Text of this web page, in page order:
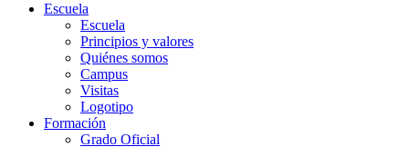
Escuela
Escuela
Principios y valores
Quiénes somos
Campus
Visitas
Logotipo
Formación
Grado Oficial